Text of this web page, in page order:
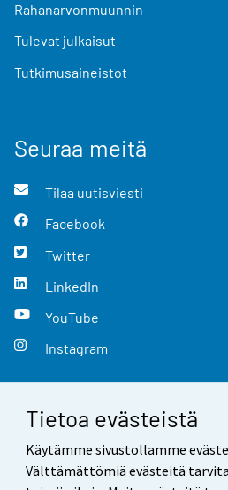
Tietoa evästeistä
Käytämme sivustollamme
Välttämättömiä evästeitä
Rahanarvonmuunnin
Tulevat julkaisut
Tutkimusaineistot
Seuraa meitä
Tilaa uutisviesti
Facebook
Twitter
LinkedIn
YouTube
Instagram
Yhteystiedot
Palaute